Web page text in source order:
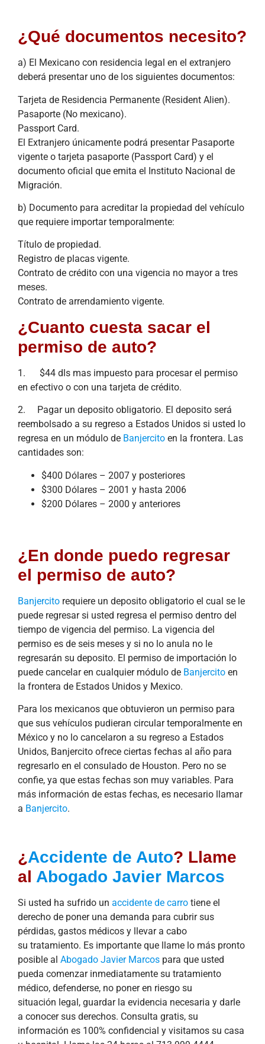
¿Qué documentos necesito?
a) El Mexicano con residencia legal en el extranjero
deberá presentar uno de los siguientes documentos:
Tarjeta de Residencia Permanente (Resident Alien).
Pasaporte (No mexicano).
Passport Card.
El Extranjero únicamente podrá presentar Pasaporte
vigente o tarjeta pasaporte (Passport Card) y el
documento oficial que emita el Instituto Nacional de
Migración.
b) Documento para acreditar la propiedad del vehículo
que requiere importar temporalmente:
Título de propiedad.
Registro de placas vigente.
Contrato de crédito con una vigencia no mayor a tres
meses.
Contrato de arrendamiento vigente.
¿Cuanto cuesta sacar el
permiso de auto?
1. $44 dls mas impuesto para procesar el permiso
en efectivo o con una tarjeta de crédito.
2. Pagar un deposito obligatorio. El deposito será
reembolsado a su regreso a Estados Unidos si usted lo
regresa en un módulo de Banjercito en la frontera. Las
cantidades son:
$400 Dólares – 2007 y posteriores
$300 Dólares – 2001 y hasta 2006
$200 Dólares – 2000 y anteriores
¿En donde puedo regresar
el permiso de auto?
Banjercito requiere un deposito obligatorio el cual se le
puede regresar si usted regresa el permiso dentro del
tiempo de vigencia del permiso. La vigencia del
permiso es de seis meses y si no lo anula no le
regresarán su deposito. El permiso de importación lo
puede cancelar en cualquier módulo de Banjercito en
la frontera de Estados Unidos y Mexico.
Para los mexicanos que obtuvieron un permiso para
que sus vehículos pudieran circular temporalmente en
México y no lo cancelaron a su regreso a Estados
Unidos, Banjercito ofrece ciertas fechas al año para
regresarlo en el consulado de Houston. Pero no se
confie, ya que estas fechas son muy variables. Para
más información de estas fechas, es necesario llamar
a Banjercito.
¿Accidente de Auto? Llame
al Abogado Javier Marcos
Si usted ha sufrido un accidente de carro tiene el
derecho de poner una demanda para cubrir sus
pérdidas, gastos médicos y llevar a cabo
su tratamiento. Es importante que llame lo más pronto
posible al Abogado Javier Marcos para que usted
pueda comenzar inmediatamente su tratamiento
médico, defenderse, no poner en riesgo su
situación legal, guardar la evidencia necesaria y darle
a conocer sus derechos. Consulta gratis, su
información es 100% confidencial y visitamos su casa